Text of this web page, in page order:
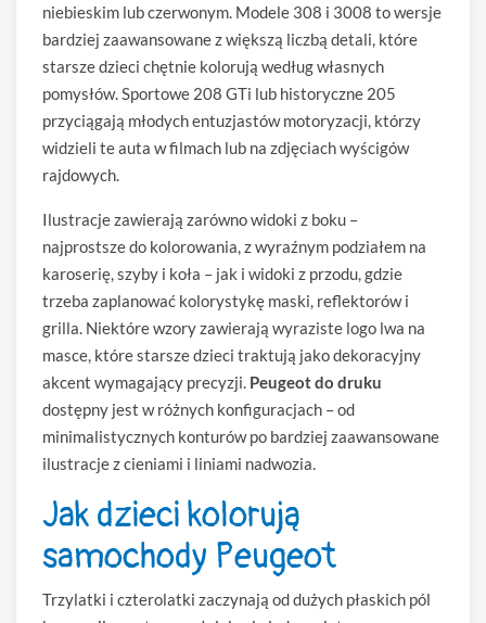
niebieskim lub czerwonym. Modele 308 i 3008 to wersje
bardziej zaawansowane z większą liczbą detali, które
starsze dzieci chętnie kolorują według własnych
pomysłów. Sportowe 208 GTi lub historyczne 205
przyciągają młodych entuzjastów motoryzacji, którzy
widzieli te auta w filmach lub na zdjęciach wyścigów
rajdowych.
Ilustracje zawierają zarówno widoki z boku –
najprostsze do kolorowania, z wyraźnym podziałem na
karoserię, szyby i koła – jak i widoki z przodu, gdzie
trzeba zaplanować kolorystykę maski, reflektorów i
grilla. Niektóre wzory zawierają wyraziste logo lwa na
masce, które starsze dzieci traktują jako dekoracyjny
akcent wymagający precyzji. Peugeot do druku
dostępny jest w różnych konfiguracjach – od
minimalistycznych konturów po bardziej zaawansowane
ilustracje z cieniami i liniami nadwozia.
Jak dzieci kolorują
samochody Peugeot
Trzylatki i czterolatki zaczynają od dużych płaskich pól